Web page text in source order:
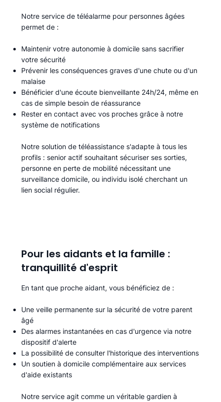
Notre service de téléalarme pour personnes âgées
permet de :​
Maintenir votre autonomie à domicile sans sacrifier
votre sécurité
Prévenir les conséquences graves d'une chute ou d'un
malaise
Bénéficier d'une écoute bienveillante 24h/24, même en
cas de simple besoin de réassurance
Rester en contact avec vos proches grâce à notre
système de notifications
Notre solution de téléassistance s'adapte à tous les
profils : senior actif souhaitant sécuriser ses sorties,
personne en perte de mobilité nécessitant une
surveillance domicile, ou individu isolé cherchant un
lien social régulier.
Pour les aidants et la famille :
tranquillité d'esprit
En tant que proche aidant, vous bénéficiez de :
Une veille permanente sur la sécurité de votre parent
âgé
Des alarmes instantanées en cas d'urgence via notre
dispositif d'alerte
La possibilité de consulter l'historique des interventions
Un soutien à domicile complémentaire aux services
d'aide existants
Notre service agit comme un véritable gardien à